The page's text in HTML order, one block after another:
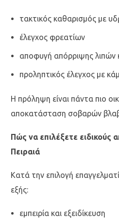
τακτικός καθαρισμός με
έλεγχος φρεατίων
αποφυγή απόρριψης λιπών
προληπτικός έλεγχος με
Η πρόληψη είναι πάντα πιο
αποκατάσταση σοβαρών
Πώς να επιλέξετε
Πειραιά
Κατά την επιλογή
εξής:
εμπειρία και εξειδίκευση